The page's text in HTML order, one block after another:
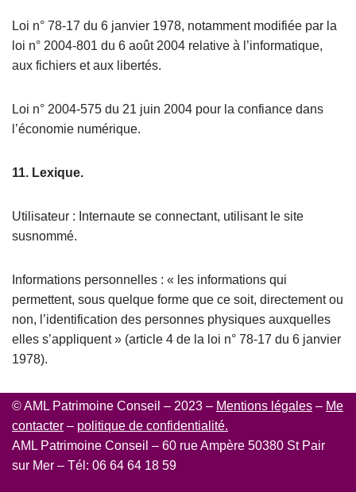
Loi n° 78-17 du 6 janvier 1978, notamment modifiée par la
loi n° 2004-801 du 6 août 2004 relative à l’informatique,
aux fichiers et aux libertés.
Loi n° 2004-575 du 21 juin 2004 pour la confiance dans
l’économie numérique.
11. Lexique.
Utilisateur : Internaute se connectant, utilisant le site
susnommé.
Informations personnelles : « les informations qui
permettent, sous quelque forme que ce soit, directement ou
non, l’identification des personnes physiques auxquelles
elles s’appliquent » (article 4 de la loi n° 78-17 du 6 janvier
1978).
© AML Patrimoine Conseil – 2023 – Mentions légales – Me
contacter – politique de confidentialité.
AML Patrimoine Conseil – 60 rue Ampère 50380 St Pair
sur Mer – Tél: 06 64 64 18 59